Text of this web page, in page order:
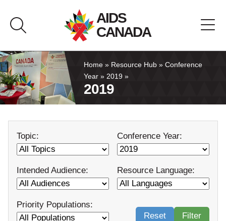
content
AIDS
CANADA
About AIDS Canada
Resource Hub
Canada Pavilion
Contact
Français
Home » Resource Hub » Conference
Year » 2019 »
2019
Topic: Conference Year:
Intended Audience: Resource Language:
Priority Populations:
Reset
Filter